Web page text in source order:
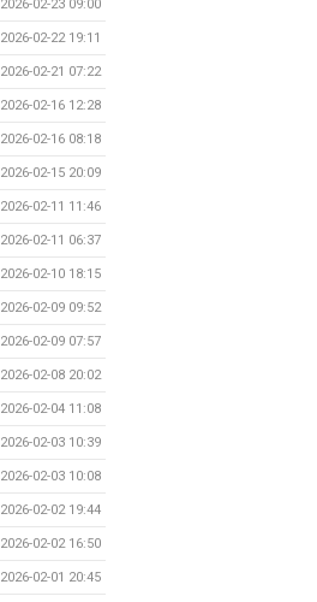
2026-02-23 09:00
2026-02-22 19:11
2026-02-21 07:22
2026-02-16 12:28
2026-02-16 08:18
2026-02-15 20:09
2026-02-11 11:46
2026-02-11 06:37
2026-02-10 18:15
2026-02-09 09:52
2026-02-09 07:57
2026-02-08 20:02
2026-02-04 11:08
2026-02-03 10:39
2026-02-03 10:08
2026-02-02 19:44
2026-02-02 16:50
2026-02-01 20:45